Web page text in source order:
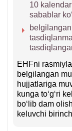
10
sabablar
EHFni
belgilangan
hujjatlariga
kunga toʻgʻri
boʻlib dam
keluvchi